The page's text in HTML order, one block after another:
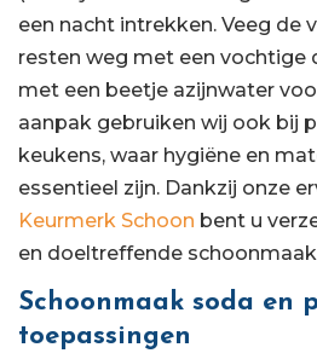
een nacht intrekken. Veeg de
resten weg met een vochtige
met een beetje azijnwater
aanpak gebruiken wij ook bij
keukens, waar hygiëne en
essentieel zijn. Dankzij onze
Keurmerk Schoon bent u
en doeltreffende
Schoonmaak soda en
toepassingen